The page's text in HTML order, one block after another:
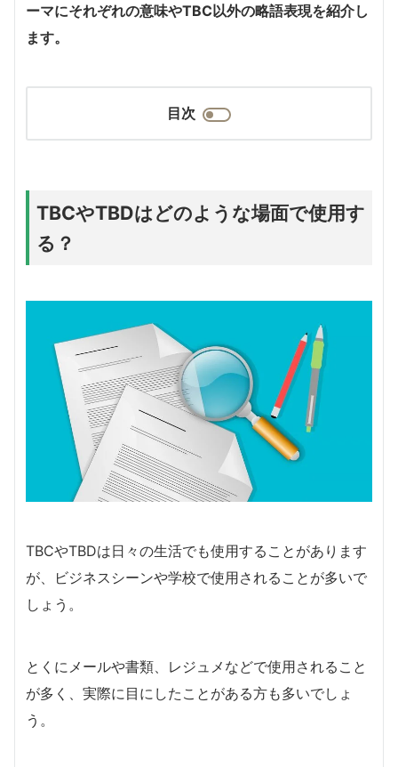
ーマにそれぞれの意味やTBC以外の略語表現を紹介し
ます。
目次
TBCやTBDはどのような場面で使用す
る？
TBCやTBDは日々の生活でも使用することがあります
が、ビジネスシーンや学校で使用されることが多いで
しょう。
とくにメールや書類、レジュメなどで使用されること
が多く、実際に目にしたことがある方も多いでしょ
う。